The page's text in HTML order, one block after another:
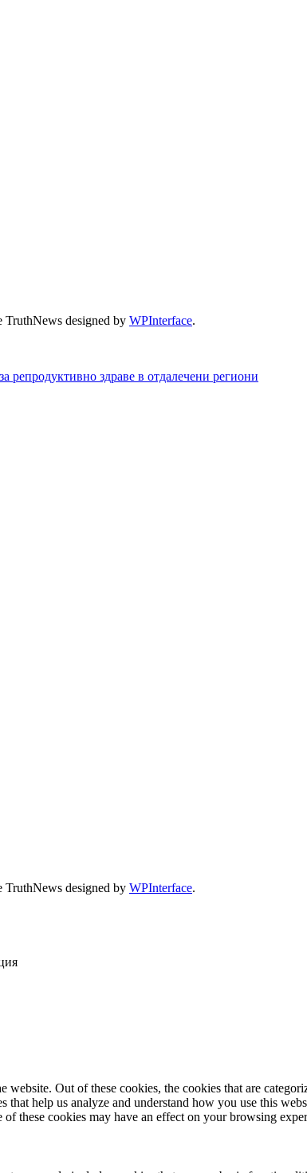
TruthNews designed by WPInterface.
репродуктивно здраве в отдалечени региони
TruthNews designed by WPInterface.
Out of these cookies, the cookies that are
help us analyze and understand how you use this
these cookies may have an effect on your browsing